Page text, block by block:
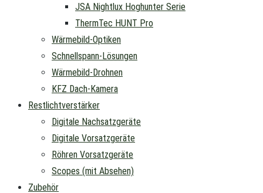
JSA Nightlux Hoghunter Serie
ThermTec HUNT Pro
Wärmebild-Optiken
Schnellspann-Lösungen
Wärmebild-Drohnen
KFZ Dach-Kamera
Restlichtverstärker
Digitale Nachsatzgeräte
Digitale Vorsatzgeräte
Röhren Vorsatzgeräte
Scopes (mit Absehen)
Zubehör